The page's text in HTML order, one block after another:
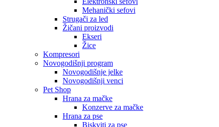
Mehanički sefovi
Strugači za led
Žičani proizvodi
Ekseri
Žice
Kompresori
Novogodišnji program
Novogodišnje jelke
Novogodišnji venci
Pet Shop
Hrana za mačke
Konzerve za mačke
Hrana za pse
Biskviti za pse